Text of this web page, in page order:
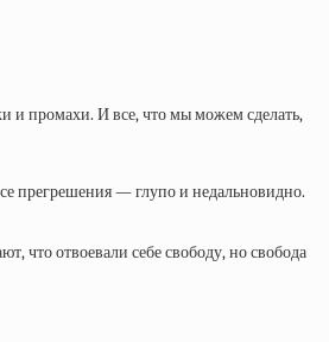
и промахи. И все, что мы можем сделать,
прегрешения — глупо и недальновидно.
что отвоевали себе свободу, но свобода